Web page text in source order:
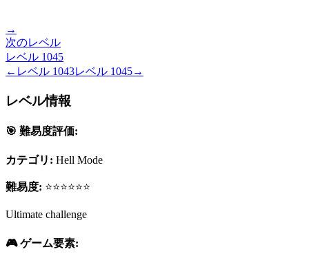
→
次のレベル
レベル 1045
← レベル 1043レベル 1045→
レベル情報
🎯 難易度評価:
カテゴリ: Hell Mode
難易度: ⭐⭐⭐⭐⭐⭐
Ultimate challenge
🎮 ゲーム要素: